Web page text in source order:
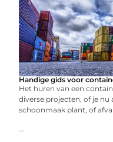
Handige gids voor
Het huren van een
diverse projecten, of je
schoonmaak plant, of afval
...